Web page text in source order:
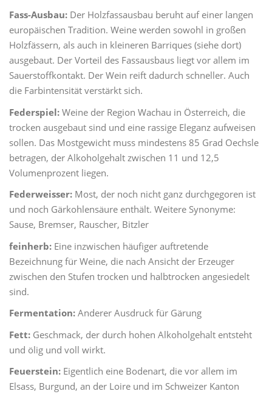
Fass-Ausbau: Der Holzfassausbau beruht auf einer langen
europäischen Tradition. Weine werden sowohl in großen
Holzfässern, als auch in kleineren Barriques (siehe dort)
ausgebaut. Der Vorteil des Fassausbaus liegt vor allem im
Sauerstoffkontakt. Der Wein reift dadurch schneller. Auch
die Farbintensität verstärkt sich.
Federspiel: Weine der Region Wachau in Österreich, die
trocken ausgebaut sind und eine rassige Eleganz aufweisen
sollen. Das Mostgewicht muss mindestens 85 Grad Oechsle
betragen, der Alkoholgehalt zwischen 11 und 12,5
Volumenprozent liegen.
Federweisser: Most, der noch nicht ganz durchgegoren ist
und noch Gärkohlensäure enthält. Weitere Synonyme:
Sause, Bremser, Rauscher, Bitzler
feinherb: Eine inzwischen häufiger auftretende
Bezeichnung für Weine, die nach Ansicht der Erzeuger
zwischen den Stufen trocken und halbtrocken angesiedelt
sind.
Fermentation: Anderer Ausdruck für Gärung
Fett: Geschmack, der durch hohen Alkoholgehalt entsteht
und ölig und voll wirkt.
Feuerstein: Eigentlich eine Bodenart, die vor allem im
Elsass, Burgund, an der Loire und im Schweizer Kanton